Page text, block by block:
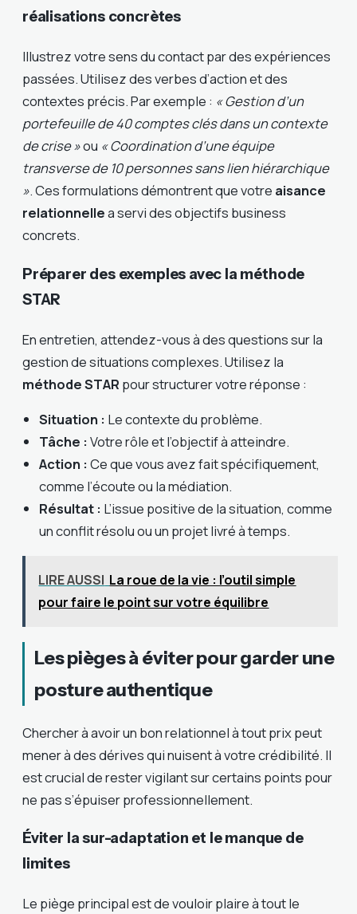
réalisations concrètes
Illustrez votre sens du contact par des expériences
passées. Utilisez des verbes d’action et des
contextes précis. Par exemple : « Gestion d’un
portefeuille de 40 comptes clés dans un contexte
de crise »ou « Coordination d’une équipe
transverse de 10 personnes sans lien hiérarchique
». Ces formulations démontrent que votre aisance
relationnellea servi des objectifs business
concrets.
Préparer des exemples avec la méthode
STAR
En entretien, attendez-vous à des questions sur la
gestion de situations complexes. Utilisez la
méthode STAR pour structurer votre réponse :
Situation : Le contexte du problème.
Tâche : Votre rôle et l’objectif à atteindre.
Action : Ce que vous avez fait spécifiquement,
comme l’écoute ou la médiation.
Résultat : L’issue positive de la situation, comme
un conflit résolu ou un projet livré à temps.
LIRE AUSSI La roue de la vie : l’outil simple
pour faire le point sur votre équilibre
Les pièges à éviter pour garder une
posture authentique
Chercher à avoir un bon relationnel à tout prix peut
mener à des dérives qui nuisent à votre crédibilité. Il
est crucial de rester vigilant sur certains points pour
ne pas s’épuiser professionnellement.
Éviter la sur-adaptation et le manque de
limites
Le piège principal est de vouloir plaire à tout le